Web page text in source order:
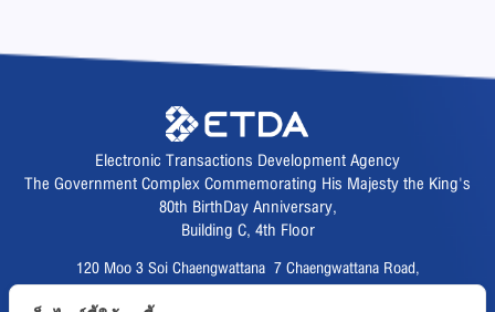
Electronic Transactions Development Agency
The Government Complex Commemorating His Majesty the King's
80th BirthDay Anniversary,
Building C, 4th Floor
120 Moo 3 Soi Chaengwattana 7 Chaengwattana Road,